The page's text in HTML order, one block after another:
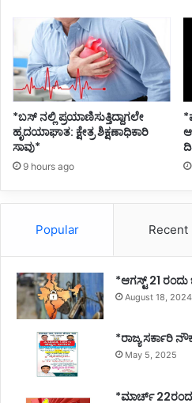
*ಬಸ್ ನಲ್ಲಿ ಪ್ರಯಾಣಿಸುತ್ತಿದ್ದಾಗಲೇ
ಹೃದಯಾಘಾತ: ಕ್ಷೇತ್ರ ಶಿಕ್ಷಣಾಧಿಕಾರಿ
ಸಾವು*
9 hours ago
Popular Recent
*ಆಗಸ್ಟ್ 21
August 18, 2024
*ರಾಜ್ಯ ಸರ್ಕಾರಿ
May 5, 2025
*ಮಾರ್ಚ್